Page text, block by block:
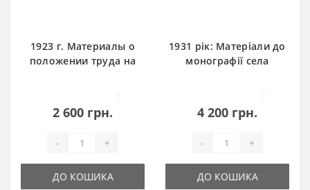
1923 г. Материалы о
положении труда на
2 600 грн.
- +
ДО КОШИКА
1931 рік: Матеріали до
монографії села
4 200 грн.
- +
ДО КОШИКА